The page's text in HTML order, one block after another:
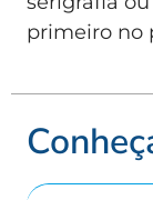
primeiro no